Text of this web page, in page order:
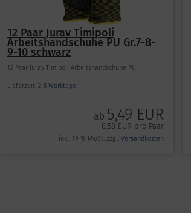
12 Paar Jurav Timipoli
Arbeitshandschuhe PU Gr.7-8-
9-10 schwarz
12 Paar Jurav Timipoli Arbeitshandschuhe PU
Lieferzeit: 2-5 Werktage
ab 5,49 EUR
0,58 EUR pro Paar
inkl. 19 % MwSt. zzgl. Versandkosten